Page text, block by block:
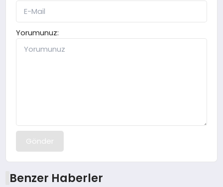
Yorumunuz:
Gönder
Benzer Haberler